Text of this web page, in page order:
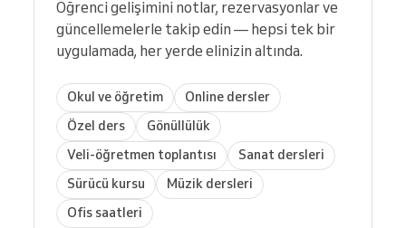
Öğrenci gelişimini notlar, rezervasyonlar ve
güncellemelerle takip edin — hepsi tek bir
uygulamada, her yerde elinizin altında.
Okul ve öğretim
Online dersler
Özel ders
Gönüllülük
Veli-öğretmen toplantısı
Sanat dersleri
Sürücü kursu
Müzik dersleri
Ofis saatleri